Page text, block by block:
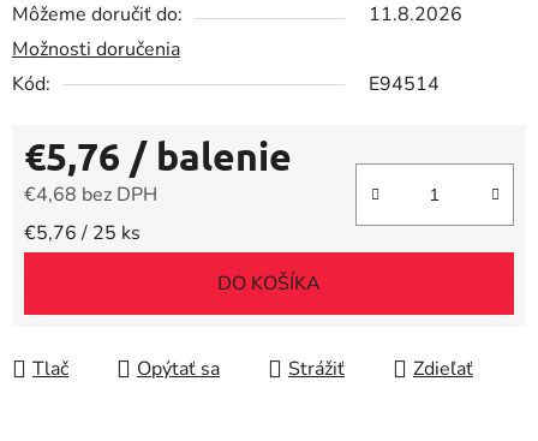
Môžeme doručiť do:
11.8.2026
Možnosti doručenia
Kód:
E94514
€5,76 / balenie
€4,68 bez DPH
Jednotková cena:
€5,76 / 25 ks
DO KOŠÍKA
Tlač Opýtať sa Strážiť Zdieľať